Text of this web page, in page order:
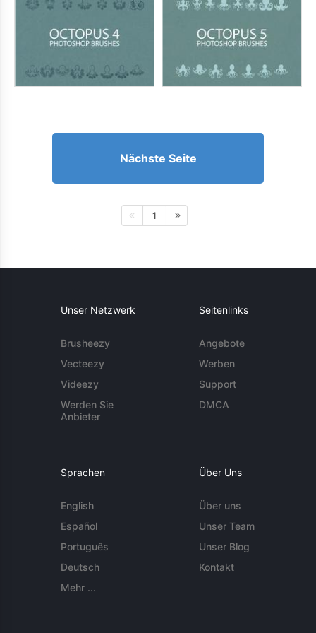
Nächste Seite
1
Unser Netzwerk
Brusheezy
Vecteezy
Videezy
Werden Sie
Anbieter
Seitenlinks
Angebote
Werben
Support
DMCA
Sprachen
English
Español
Português
Deutsch
Mehr ...
Über Uns
Über uns
Unser Team
Unser Blog
Kontakt